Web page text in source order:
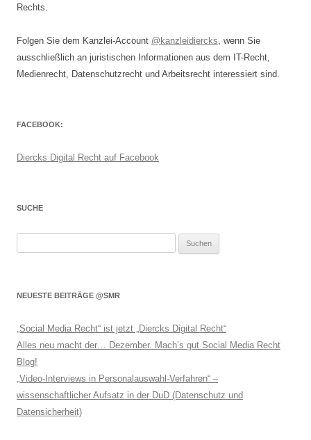
Rechts.
Folgen Sie dem Kanzlei-Account @kanzleidiercks, wenn Sie
ausschließlich an juristischen Informationen aus dem IT-Recht,
Medienrecht, Datenschutzrecht und Arbeitsrecht interessiert sind.
FACEBOOK:
Diercks Digital Recht auf Facebook
SUCHE
NEUESTE BEITRÄGE @SMR
„Social Media Recht“ ist jetzt „Diercks Digital Recht“
Alles neu macht der… Dezember. Mach’s gut Social Media Recht
Blog!
„Video-Interviews in Personalauswahl-Verfahren“ –
wissenschaftlicher Aufsatz in der DuD (Datenschutz und
Datensicherheit)